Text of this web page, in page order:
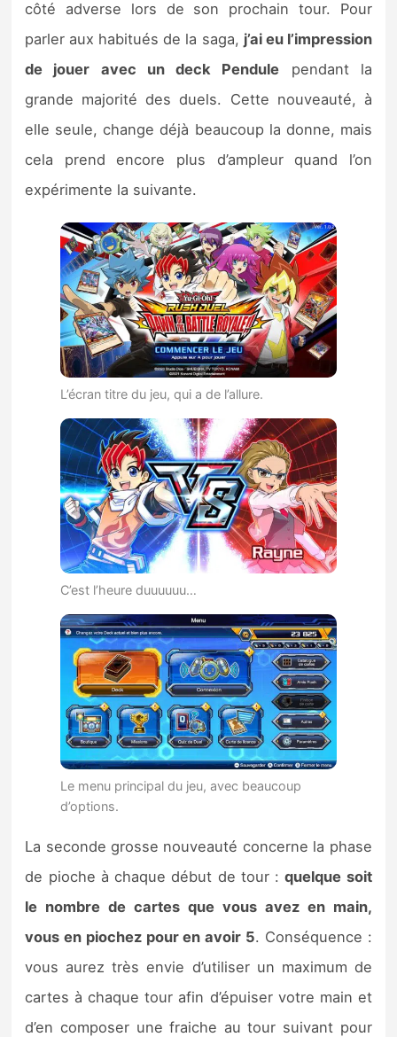
côté adverse lors de son prochain tour. Pour
parler aux habitués de la saga, j’ai eu l’impression
de jouer avec un deck Pendule pendant la
grande majorité des duels. Cette nouveauté, à
elle seule, change déjà beaucoup la donne, mais
cela prend encore plus d’ampleur quand l’on
expérimente la suivante.
L’écran titre du jeu, qui a de l’allure.
C’est l’heure duuuuuu…
Le menu principal du jeu, avec beaucoup
d’options.
La seconde grosse nouveauté concerne la phase
de pioche à chaque début de tour :quelque soit
le nombre de cartes que vous avez en main,
vous en piochez pour en avoir 5. Conséquence :
vous aurez très envie d’utiliser un maximum de
cartes à chaque tour afin d’épuiser votre main et
d’en composer une fraiche au tour suivant pour